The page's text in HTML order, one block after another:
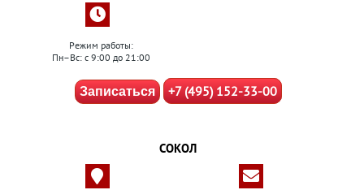
Режим работы:
Пн–Вс: с 9:00 до 21:00
Записаться +7 (495) 152-33-00
СОКОЛ